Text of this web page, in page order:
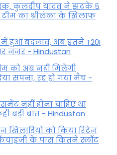
कुलदीप यादव ने झटके 5
टीम का श्रीलंका के खिलाफ
में हुआ बदलाव, अब इतने T20I
नजर - Hindustan
को अब नहीं मिलेगी
सपना, रद्द हो गया मैच -
नहीं होना चाहिए था
बड़ी बात - Hindustan
खिलाड़ियों को किया रिटेन
के पास कितने स्लॉट